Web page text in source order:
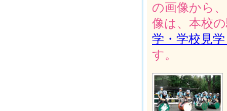
の画像から
像は、本校
学・学校見
す。